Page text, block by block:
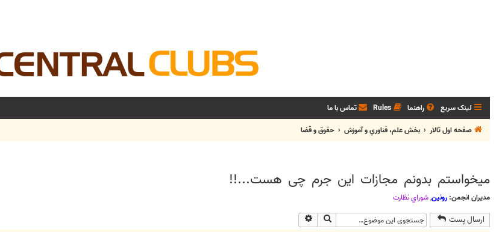
لینک سریع راهنما Rules تماس با ما
صفحه اول تالار
بخش علم، فناوري و آموزش حقوق و قضا
میخواستم بدونم مجازات این جرم چی هست...!!
مدیران انجمن: رونین,شوراي نظارت
ارسال پست جستجو